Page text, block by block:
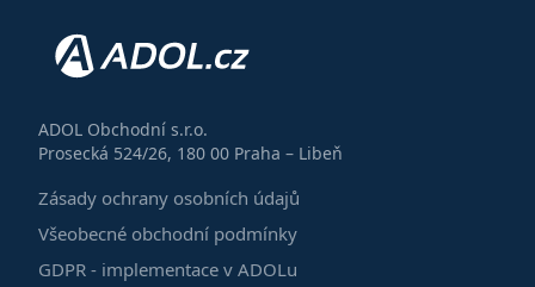
ADOL Obchodní s.r.o.
Prosecká 524/26, 180 00 Praha – Libeň
Zásady ochrany osobních údajů
Všeobecné obchodní podmínky
GDPR - implementace v ADOLu